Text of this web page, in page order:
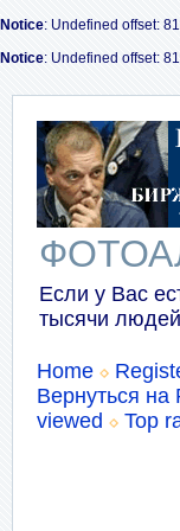
Notice: Undefined offset:
Notice: Undefined offset:
Если у Вас
тысячи
Home
Вернуться на
viewed
Top